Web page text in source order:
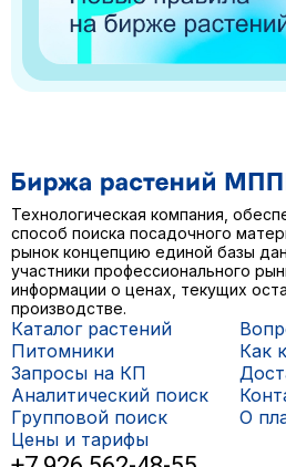
Технологическая компания,
способ поиска посадочного
рынок концепцию единой базы
участники профессионального
информации о ценах, текущих
производстве.
Каталог растений
Питомники
Запросы на КП
Аналитический поиск
Групповой поиск
Цены и тарифы
Как
О